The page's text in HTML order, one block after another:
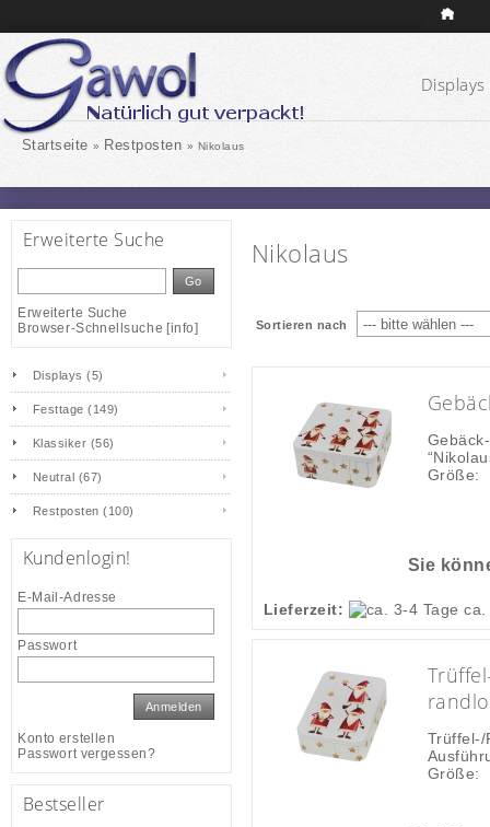
Displays
Startseite » Restposten » Nikolaus
Nikolaus
Sortieren nach
Größe:
Sie
Lieferzeit:
Trüffel-/
Größe:
Erweiterte Suche
Go
Erweiterte Suche
Browser-Schnellsuche [info]
Displays (5)
Festtage (149)
Klassiker (56)
Neutral (67)
Restposten (100)
Kundenlogin!
E-Mail-Adresse
Passwort
Anmelden
Konto erstellen
Passwort vergessen?
Bestseller